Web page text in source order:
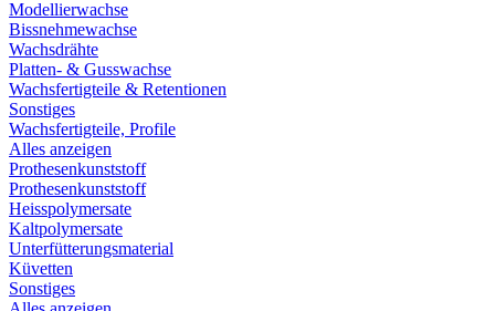
Modellierwachse
Bissnehmewachse
Wachsdrähte
Platten- & Gusswachse
Wachsfertigteile & Retentionen
Sonstiges
Wachsfertigteile, Profile
Alles anzeigen
Prothesenkunststoff
Prothesenkunststoff
Heisspolymersate
Kaltpolymersate
Unterfütterungsmaterial
Küvetten
Sonstiges